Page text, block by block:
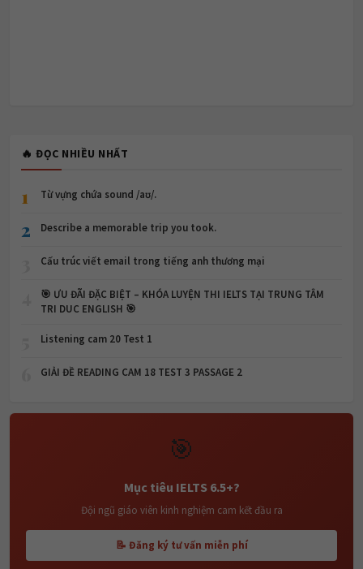
🔥 ĐỌC NHIỀU NHẤT
1 Từ vựng chứa sound /aʊ/.
2 Describe a memorable trip you took.
Cấu trúc viết email trong tiếng anh thương mại
🎯 ƯU ĐÃI ĐẶC BIỆT – KHÓA LUYỆN THI IELTS TẠI TRUNG TÂM
TRI DUC ENGLISH 🎯
Listening cam 20 Test 1
GIẢI ĐỀ READING CAM 18 TEST 3 PASSAGE 2
🎯
Mục tiêu IELTS 6.5+?
Đội ngũ giáo viên kinh nghiệm cam kết đầu ra
📝 Đăng ký tư vấn miễn phí